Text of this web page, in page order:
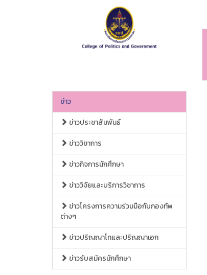
ข่าว
ข่าวประชาสัมพันธ์
ข่าววิชาการ
ข่าวกิจการนักศึกษา
ข่าววิจัยและบริการวิชาการ
ข่าวโครงการความร่วมมือกับกองทัพ
ต่างๆ
ข่าวปริญญาโทและปริญญาเอก
ข่าวรับสมัครนักศึกษา